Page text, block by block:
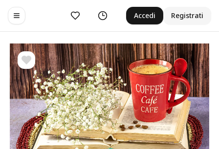
Toggle navigation menu
Preferiti Cronologia Accedi Registrati